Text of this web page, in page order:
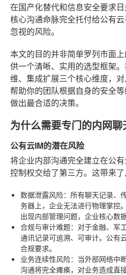
在国产化替代和信息安全要求
核心沟通命脉完全托付给公有
忽视的风险。
本文的目的并非简单罗列市面
供一个清晰、实用的选型框架
维、集成扩展三个核心维度，对
帮助你的团队根据自身的安全等
做出最合适的决策。
为什么需要专门的内网聊
公有云IM的潜在风险
将企业内部沟通完全建立在公
控制权交给了第三方。这带来了
数据泄露风险：所有聊天记录、
务器上，企业无法进行物理掌控
出现内部管理问题，企业核心数
合规与审计难题：对于金融、军
通讯记录可追溯、可审计。公有
合规要求。
业务连续性风险：当外部网络中
沟通将完全瘫痪，对业务造成直接